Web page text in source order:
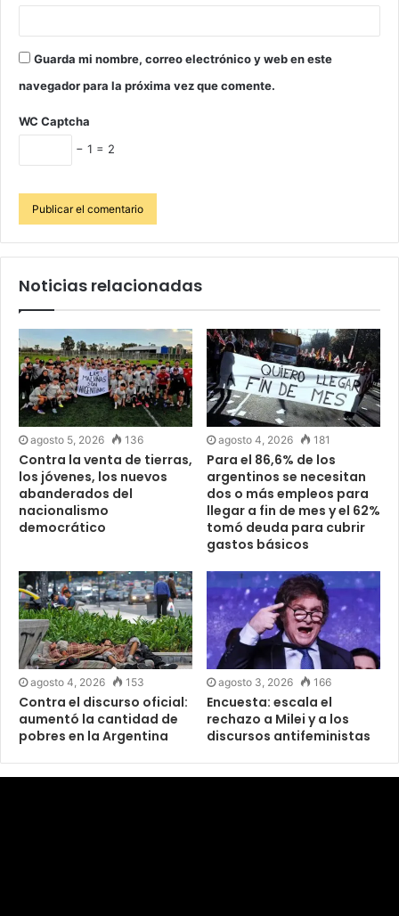
Guarda mi nombre, correo electrónico y web en este
navegador para la próxima vez que comente.
WC Captcha
− 1 = 2
Noticias relacionadas
agosto 5, 2026 136
Contra la venta de tierras,
los jóvenes, los nuevos
abanderados del
nacionalismo
democrático
agosto 4, 2026 181
Para el 86,6% de los
argentinos se necesitan
dos o más empleos para
llegar a fin de mes y el 62%
tomó deuda para cubrir
gastos básicos
agosto 4, 2026 153
Contra el discurso oficial:
aumentó la cantidad de
pobres en la Argentina
agosto 3, 2026 166
Encuesta: escala el
rechazo a Milei y a los
discursos antifeministas